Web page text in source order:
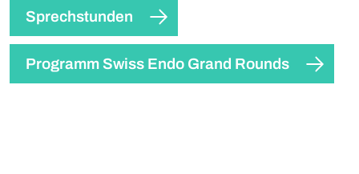
Sprechstunden
Programm Swiss Endo Grand Rounds